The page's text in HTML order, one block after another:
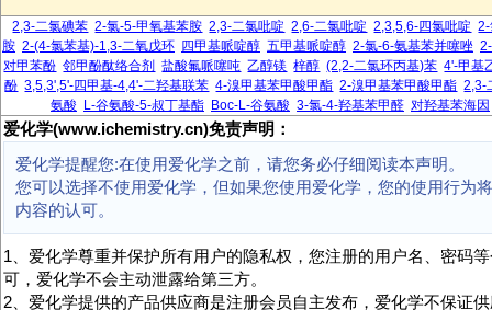
2,3-二氯碘苯 2-氯-5-甲氧基苯胺 2,3-二氯吡啶 2,6-二氯吡啶 2,3,5,6-四氯吡啶
胺 2-(4-氯苯基)-1,3-二氧戊环 四甲基哌啶醇 五甲基哌啶醇 2-氯-6-氨基苯并噻唑
对甲苯酚 邻甲酚酞络合剂 盐酸氟哌噻吨 乙醇镁 梓醇 (2,2-二氯环丙基)苯 4'-甲基
酚 3,5,3',5'-四甲基-4,4'-二羟基联苯 4-溴甲基苯甲酸甲酯 2-溴甲基苯甲酸甲酯 2,3-
氨酸
L-谷氨酸-5-叔丁基酯 Boc-L-谷氨酸 3-氯-4-羟基苯甲醛 对羟基苯海因
爱化学(www.ichemistry.cn)免责声明：
爱化学提醒您:在使用爱化学之前，请您务必仔细阅读本声明。
您可以选择不使用爱化学，但如果您使用爱化学，您的使用行为
内容的认可。
1、爱化学尊重并保护所有用户的隐私权，您注册的用户名、密码
可，爱化学不会主动泄露给第三方。
2、爱化学提供的产品供应商是注册会员自主发布，爱化学不保证